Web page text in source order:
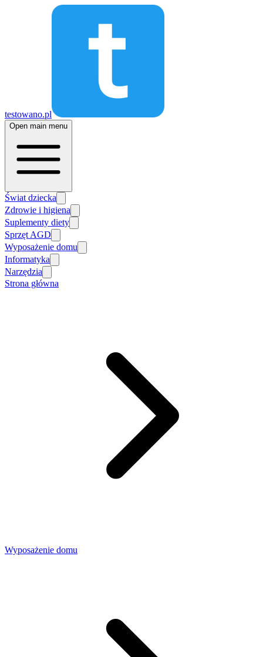
testowano.pl
Open main menu
Świat dziecka
Zdrowie i higiena
Suplementy diety
Sprzęt AGD
Wyposażenie domu
Informatyka
Narzędzia
Strona główna
Wyposażenie domu